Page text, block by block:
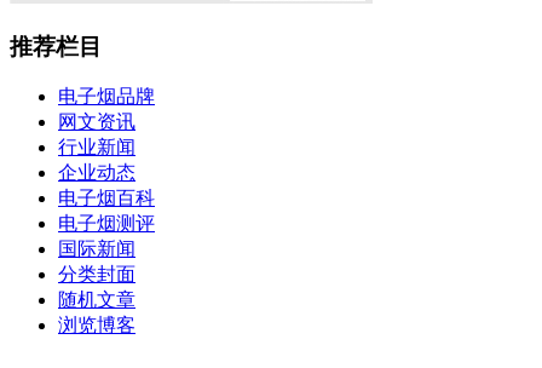
推荐栏目
电子烟品牌
网文资讯
行业新闻
企业动态
电子烟百科
电子烟测评
国际新闻
分类封面
随机文章
浏览博客